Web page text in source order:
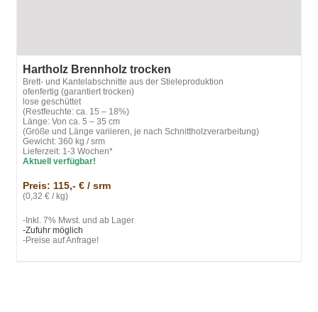
Hartholz Brennholz trocken
Brett- und Kantelabschnitte aus der Stieleproduktion
ofenfertig (garantiert trocken)
lose geschüttet
(Restfeuchte: ca. 15 – 18%)
Länge: Von ca. 5 – 35 cm
(Größe und Länge variieren, je nach Schnittholzverarbeitung)
Gewicht: 360 kg / srm
Lieferzeit: 1-3 Wochen*
Aktuell verfügbar!
Preis: 115,- € / srm
(0,32 € / kg)
-Inkl. 7% Mwst. und ab Lager
-Zufuhr möglich
-Preise auf Anfrage!